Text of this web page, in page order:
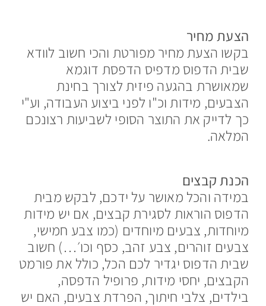
הצעת מחיר
בקשו הצעת מחיר מפורטת והכי חשוב לוודא
שבית הדפוס מדפיס הדפסת דוגמא
שמאושרת בהגעה פיזית לצורך בחינת
הצבעים, מידות וכ"ו לפני ביצוע העבודה, וע"י
כך לדייק את התוצר הסופי לשביעות רצונכם
המלאה.
הכנת קבצים
במידה והכל מאושר על ידכם, לבקש מבית
הדפוס הוראות לסגירת קבצים, אם יש מידות
מיוחדות, צבעים מיוחדים (כמו צבע חמישי,
צבעים זוהרים, צבע זהב, כסף וכו׳…) חשוב
שבית הדפוס יגדיר לכם הכל, כולל את פורמט
הקבצים, יחסי מידות, פרופיל הדפסה,
בילדים, צלבי חיתוך, הפרדת צבעים, האם יש